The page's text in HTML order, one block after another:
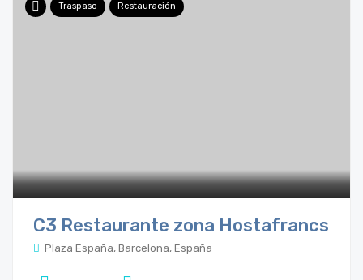
Traspaso Restauración
C3 Restaurante zona Hostafrancs
Plaza España, Barcelona, España